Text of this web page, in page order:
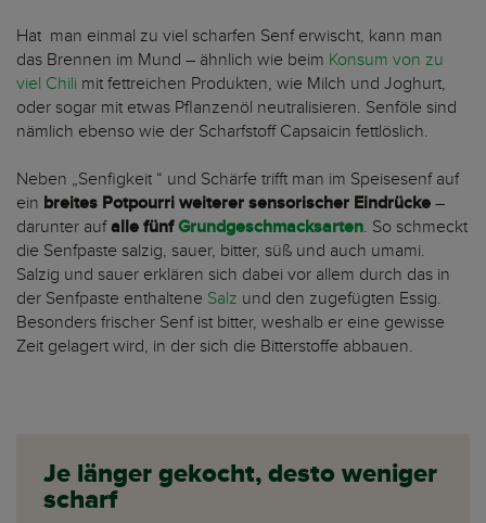
Hat man einmal zu viel scharfen Senf erwischt, kann man
das Brennen im Mund – ähnlich wie beim Konsum von zu
viel Chili mit fettreichen Produkten, wie Milch und Joghurt,
oder sogar mit etwas Pflanzenöl neutralisieren. Senföle sind
nämlich ebenso wie der Scharfstoff Capsaicin fettlöslich.
Neben „Senfigkeit “ und Schärfe trifft man im Speisesenf auf
ein breites Potpourri weiterer sensorischer Eindrücke –
darunter aufalle fünfGrundgeschmacksarten. So schmeckt
die Senfpaste salzig, sauer, bitter, süß und auch umami.
Salzig und sauer erklären sich dabei vor allem durch das in
der Senfpaste enthaltene Salz und den zugefügten Essig.
Besonders frischer Senf ist bitter, weshalb er eine gewisse
Zeit gelagert wird, in der sich die Bitterstoffe abbauen.
Je länger gekocht, desto weniger
scharf